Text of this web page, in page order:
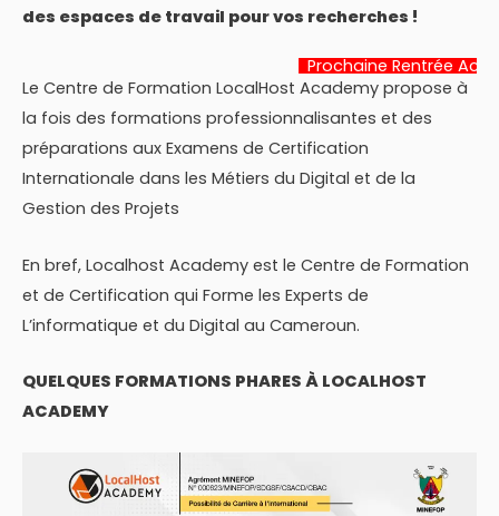
des espaces de travail pour vos recherches !
Prochaine Rentrée Académique:
22
Le Centre de Formation LocalHost Academy propose à
la fois des formations professionnalisantes et des
préparations aux Examens de Certification
Internationale dans les Métiers du Digital et de la
Gestion des Projets
En bref, Localhost Academy est le Centre de Formation
et de Certification qui Forme les Experts de
L’informatique et du Digital au Cameroun.
QUELQUES FORMATIONS PHARES À LOCALHOST
ACADEMY